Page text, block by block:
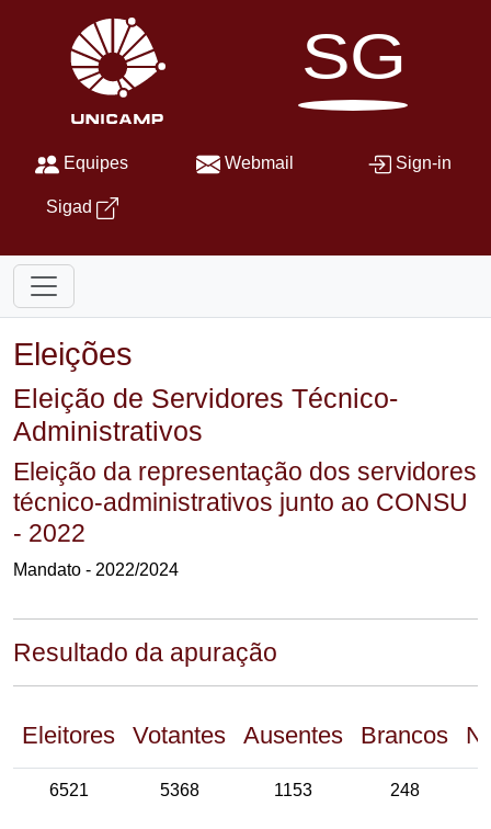
SG
Equipes Webmail Sign-in
Sigad
Eleições
Eleição de Servidores Técnico-
Administrativos
Eleição da representação dos servidores
técnico-administrativos junto ao CONSU
- 2022
Mandato - 2022/2024
Resultado da apuração
Eleitores Votantes Ausentes Brancos
6521 5368 1153 248